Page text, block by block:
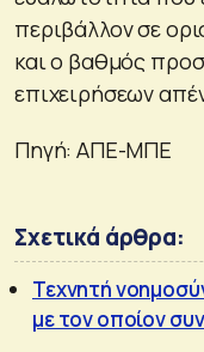
περιβάλλον σε
και ο βαθμός
επιχειρήσεων
Πηγή: ΑΠΕ-ΜΠΕ
Σχετικά άρθρα:
Τεχνητή
με τον οποίον